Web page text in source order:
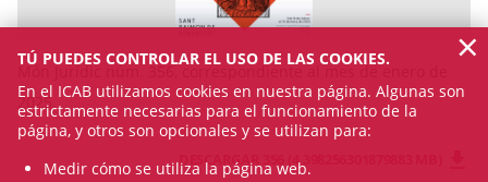
Món Jurídic núm. 356, correspondiente al mes de enero de
2025.
DESCARGAR 356 (4.398256301879883 MB)
TÚ PUEDES CONTROLAR EL USO DE LAS COOKIES.
En el ICAB utilizamos cookies en nuestra página. Algunas son
estrictamente necesarias para el funcionamiento de la
página, y otros son opcionales y se utilizan para:
Medir cómo se utiliza la página web.
×